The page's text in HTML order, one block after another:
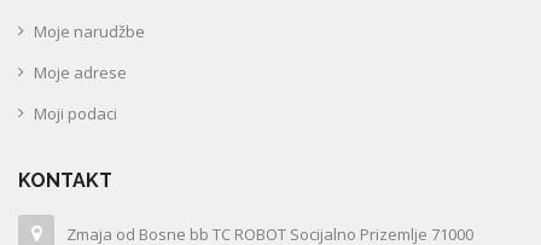
Moje narudžbe
Moje adrese
Moji podaci
KONTAKT
Zmaja od Bosne bb TC ROBOT Socijalno Prizemlje 71000